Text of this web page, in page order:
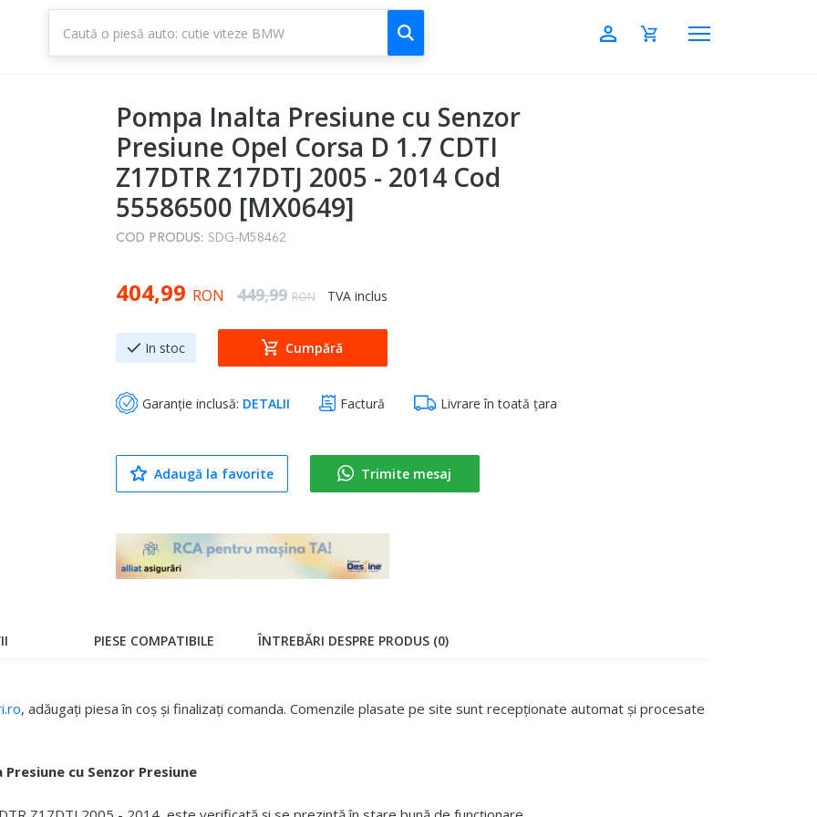
CAUTĂ
Pompa Inalta Presiune cu Senzor
Presiune Opel Corsa D 1.7 CDTI
Z17DTR Z17DTJ 2005 - 2014 Cod
55586500 [MX0649]
COD PRODUS: SDG-M58462
Special Price
404,99 RON Regular Price
449,99 RON TVA inclus
In stoc Cumpără
Garanție inclusă: DETALII Factură Livrare în toată țara
Adaugă la favorite Trimite mesaj
, adăugați piesa în coș și finalizați comanda. Comenzile plasate pe site sunt recepționate automat și procesate
cu Senzor Presiune
PIESE COMPATIBILE ÎNTREBĂRI DESPRE PRODUS (0)